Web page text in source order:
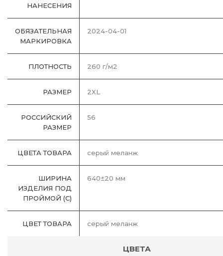
НАНЕСЕНИЯ
ОБЯЗАТЕЛЬНАЯ
МАРКИРОВКА
2024-04-01
ПЛОТНОСТЬ 260 г/м2
РАЗМЕР 2XL
РОССИЙСКИЙ
РАЗМЕР
56
ЦВЕТА ТОВАРА серый меланж
ШИРИНА
ИЗДЕЛИЯ ПОД
ПРОЙМОЙ (С)
640±20 мм
ЦВЕТ ТОВАРА серый меланж
ЦВЕТА